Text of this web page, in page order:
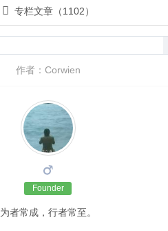
专栏文章（1102）
作者：Corwien
Founder
为者常成，行者常至。